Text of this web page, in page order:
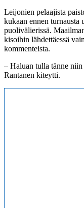
Leijonien pelaajista
kukaan ennen
puolivälierissä.
kisoihin lähdettäessä
kommenteista.
– Haluan tulla tänne niin
Rantanen kiteytti.